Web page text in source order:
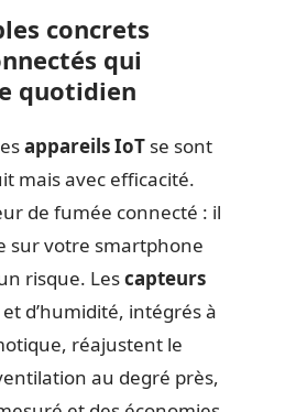
concrets
qui
quotidien
appareils IoT se sont
mais avec efficacité.
de fumée connecté : il
sur votre smartphone
risque. Lescapteurs
et d’humidité, intégrés à
réajustent le
au degré près,